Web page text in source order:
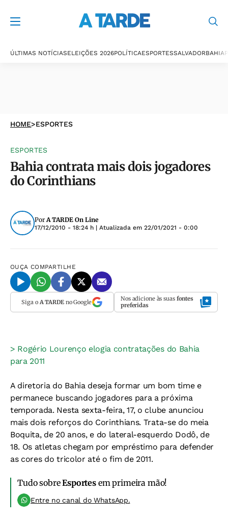
ÚLTIMAS NOTÍCIASELEIÇÕES 2026POLÍTICAESPORTESSALVADORBAHIA
HOME>ESPORTES
ESPORTES
Bahia contrata mais dois jogadores
do Corinthians
PorA TARDE On Line
17/12/2010 - 18:24 h | Atualizada em 22/01/2021 - 0:00
OUÇA COMPARTILHE
Siga o A TARDEno Google Nos adicione às suas fontes
preferidas
> Rogério Lourenço elogia contratações do Bahia
para 2011
A diretoria do Bahia deseja formar um bom time e
permanece buscando jogadores para a próxima
temporada. Nesta sexta-feira, 17, o clube anunciou
mais dois reforços do Corinthians. Trata-se do meia
Boquita, de 20 anos, e do lateral-esquerdo Dodô, de
18. Os atletas chegam por empréstimo para defender
as cores do tricolor até o fim de 2011.
Tudo sobreEsportesem primeira mão!
Entre no canal do WhatsApp.